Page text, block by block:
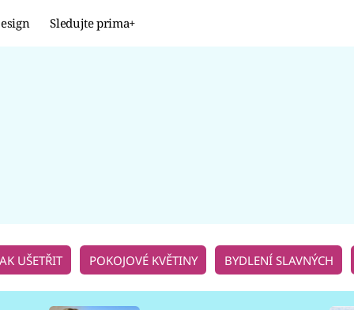
Sledujte prima+
UŠETŘIT POKOJOVÉ KVĚTINY BYDLENÍ SLAVNÝCH